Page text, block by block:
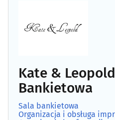
Kate &
Bankietowa
Sala bankietowa
Organizacja i obsługa